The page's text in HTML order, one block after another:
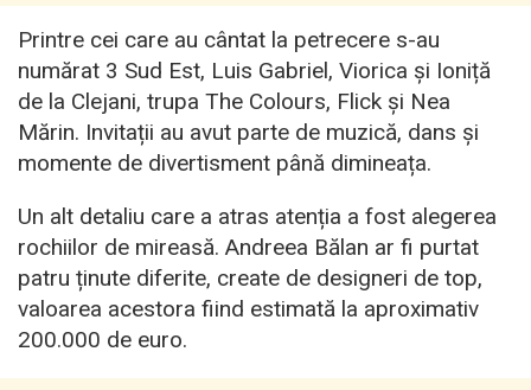
Printre cei care au cântat la petrecere s-au
numărat 3 Sud Est, Luis Gabriel, Viorica și Ioniță
de la Clejani, trupa The Colours, Flick și Nea
Mărin. Invitații au avut parte de muzică, dans și
momente de divertisment până dimineața.
Un alt detaliu care a atras atenția a fost alegerea
rochiilor de mireasă. Andreea Bălan ar fi purtat
patru ținute diferite, create de designeri de top,
valoarea acestora fiind estimată la aproximativ
200.000 de euro.